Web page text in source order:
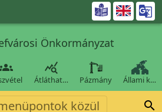

Önkormányzat

Átláthat… Pázmány Állami k…
közül 